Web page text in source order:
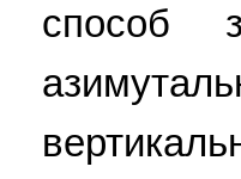
способ